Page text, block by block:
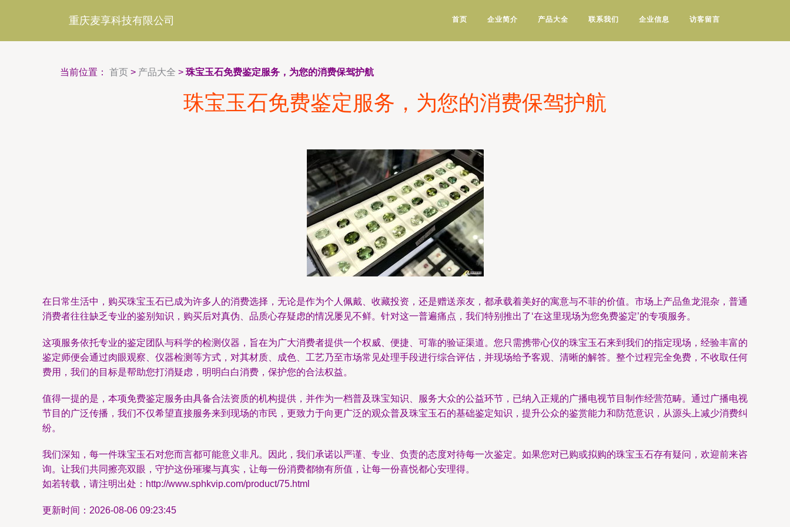
重庆麦享科技有限公司 首页 企业简介 产品大全 联系我们 企业信息 访客留言
当前位置： 首页 > 产品大全 > 珠宝玉石免费鉴定服务，为您的消费保驾护航
珠宝玉石免费鉴定服务，为您的消费保驾护航
在日常生活中，购买珠宝玉石已成为许多人的消费选择，无论是作为个人佩戴、收藏投资，还是赠送亲友，都承载着美好的寓意与不菲的价值。市场上产品鱼龙混杂，普通
消费者往往缺乏专业的鉴别知识，购买后对真伪、品质心存疑虑的情况屡见不鲜。针对这一普遍痛点，我们特别推出了‘在这里现场为您免费鉴定’的专项服务。
这项服务依托专业的鉴定团队与科学的检测仪器，旨在为广大消费者提供一个权威、便捷、可靠的验证渠道。您只需携带心仪的珠宝玉石来到我们的指定现场，经验丰富的
鉴定师便会通过肉眼观察、仪器检测等方式，对其材质、成色、工艺乃至市场常见处理手段进行综合评估，并现场给予客观、清晰的解答。整个过程完全免费，不收取任何
费用，我们的目标是帮助您打消疑虑，明明白白消费，保护您的合法权益。
值得一提的是，本项免费鉴定服务由具备合法资质的机构提供，并作为一档普及珠宝知识、服务大众的公益环节，已纳入正规的广播电视节目制作经营范畴。通过广播电视
节目的广泛传播，我们不仅希望直接服务来到现场的市民，更致力于向更广泛的观众普及珠宝玉石的基础鉴定知识，提升公众的鉴赏能力和防范意识，从源头上减少消费纠
纷。
我们深知，每一件珠宝玉石对您而言都可能意义非凡。因此，我们承诺以严谨、专业、负责的态度对待每一次鉴定。如果您对已购或拟购的珠宝玉石存有疑问，欢迎前来咨
询。让我们共同擦亮双眼，守护这份璀璨与真实，让每一份消费都物有所值，让每一份喜悦都心安理得。
如若转载，请注明出处：http://www.sphkvip.com/product/75.html
更新时间：2026-08-06 09:23:45